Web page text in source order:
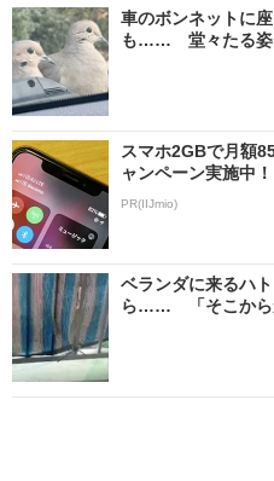
車のボンネットに
も…… 堂々たる姿
スマホ2GBで月額
ャンペーン実施中！
PR(IIJmio)
ベランダに来るハ
ら…… 「そこから